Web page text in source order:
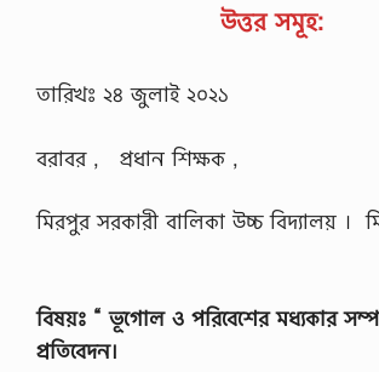
উত্তর সমূহ:
তারিখঃ ২৪ জুলাই ২০২১
বরাবর , প্রধান শিক্ষক ,
মিরপুর সরকারী বালিকা উচ্চ বিদ্যালয় ।
বিষয়ঃ “ ভূগোল ও পরিবেশের মধ্যকার
প্রতিবেদন।